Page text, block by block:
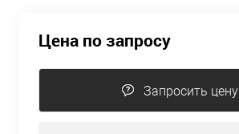
Цена по запросу
Запросить цену